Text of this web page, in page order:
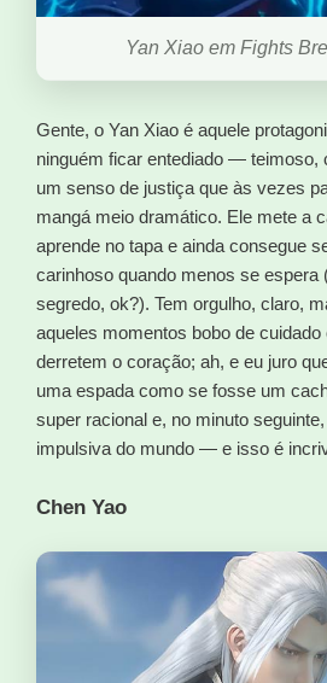
Yan Xiao em Fights
Gente, o Yan Xiao é aquele
ninguém ficar entediado — teimoso,
um senso de justiça que às vezes
mangá meio dramático. Ele mete a
aprende no tapa e ainda consegue
carinhoso quando menos se espera
segredo, ok?). Tem orgulho, claro,
aqueles momentos bobo de
derretem o coração; ah, e eu juro
uma espada como se fosse um
super racional e, no minuto
impulsiva do mundo — e isso é
Chen Yao